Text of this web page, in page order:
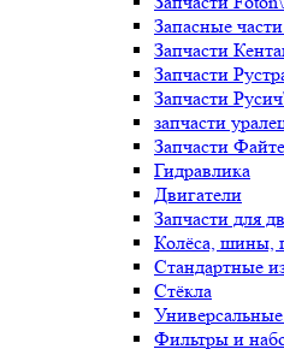
Запасные
Запчасти
Запчасти
Запчасти
запчасти
Запчасти
Гидравлика
Двигатели
Запчасти для
Колёса, шины,
Стандартные
Стёкла
Фильтры и